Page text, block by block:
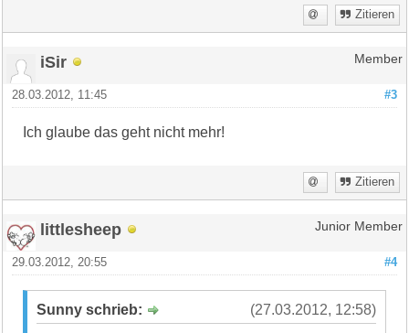
Zitieren
iSir Member
#3
28.03.2012, 11:45
Ich glaube das geht nicht mehr!
Zitieren
littlesheep Junior Member
#4
29.03.2012, 20:55
(27.03.2012, 12:58)
Sunny schrieb: